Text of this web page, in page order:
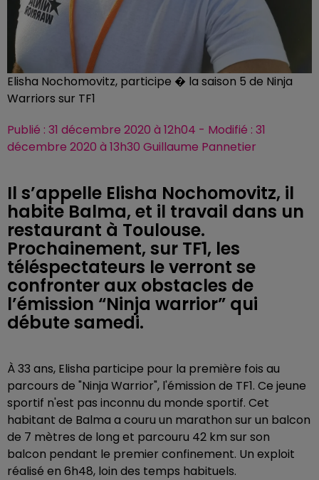
Elisha Nochomovitz, participe � la saison 5 de Ninja
Warriors sur TF1
Publié : 31 décembre 2020 à 12h04 - Modifié : 31
décembre 2020 à 13h30 Guillaume Pannetier
Il s’appelle Elisha Nochomovitz, il
habite Balma, et il travail dans un
restaurant à Toulouse.
Prochainement, sur TF1, les
téléspectateurs le verront se
confronter aux obstacles de
l’émission “Ninja warrior” qui
débute samedi.
À 33 ans, Elisha participe pour la première fois au
parcours de "Ninja Warrior", l'émission de TF1. Ce jeune
sportif n'est pas inconnu du monde sportif. Cet
habitant de Balma a couru un marathon sur un balcon
de 7 mètres de long et parcouru 42 km sur son
balcon pendant le premier confinement. Un exploit
réalisé en 6h48, loin des temps habituels.